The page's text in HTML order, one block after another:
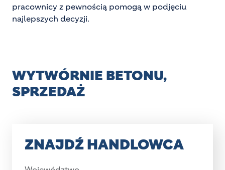
pracownicy z pewnością pomogą w podjęciu
najlepszych decyzji.
WYTWÓRNIE BETONU,
SPRZEDAŻ
ZNAJDŹ HANDLOWCA